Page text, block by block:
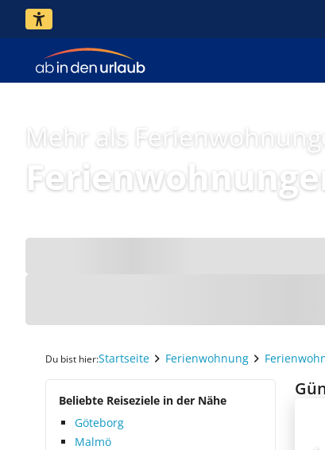
Mehr als
Du bist hier:Startseite Ferienwohnung
Beliebte Reiseziele in der Nähe
Göteborg
Malmö